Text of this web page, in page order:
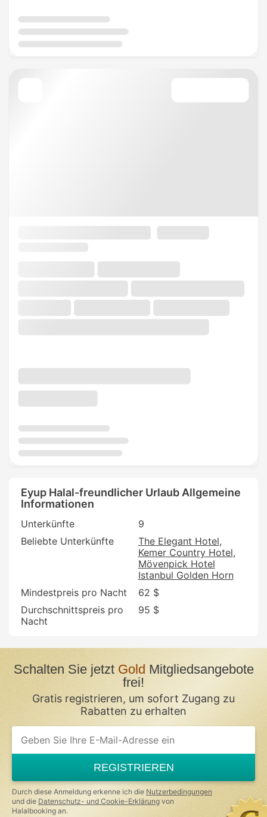
Eyup Halal-freundlicher Urlaub Allgemeine
Informationen
Unterkünfte
9
Beliebte Unterkünfte
The Elegant Hotel
Kemer Country Hotel
Mövenpick Hotel
Istanbul Golden Horn
Mindestpreis pro Nacht
62 $
Durchschnittspreis pro
Nacht
95 $
Schalten Sie jetztGold Mitgliedsangebote
frei!
Gratis registrieren, um sofort Zugang zu
Rabatten zu erhalten
REGISTRIEREN
Durch diese Anmeldung erkenne ich die Nutzerbedingungen
und die Datenschutz- und Cookie-Erklärung von
Halalbooking an.